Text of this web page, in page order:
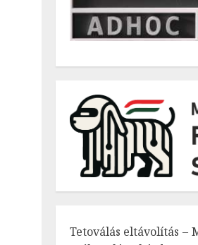
Tetoválás eltávolítás –